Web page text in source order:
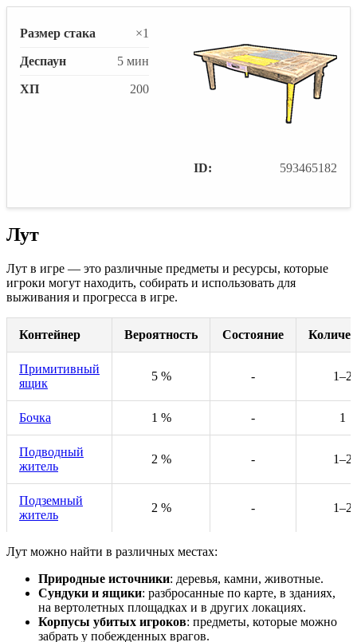
Размер стака ×1
Деспаун 5 мин
ХП 200
ID: 593465182
Лут
Лут в игре — это различные предметы и ресурсы, которые
игроки могут находить, собирать и использовать для
выживания и прогресса в игре.
Контейнер Вероятность Состояние
Примитивный
ящик
5 % - 1–2
Бочка 1 % - 1
Подводный
житель
2 % - 1–2
Подземный
житель
2 % - 1–2
Лут можно найти в различных местах:
Природные источники: деревья, камни, животные.
Сундуки и ящики: разбросанные по карте, в зданиях,
на вертолетных площадках и в других локациях.
Корпусы убитых игроков: предметы, которые можно
забрать у побежденных врагов.